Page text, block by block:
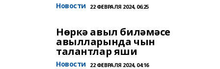
Новости 22 ФЕВРАЛЯ 2024, 06:25
Нөркә авыл биләмәсе
авылларында чын
талантлар яши
Новости 22 ФЕВРАЛЯ 2024, 04:16